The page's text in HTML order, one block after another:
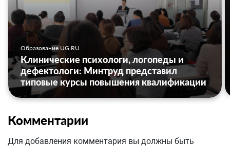
Образование UG.RU
Клинические психологи, логопеды и
дефектологи: Минтруд представил
типовые курсы повышения квалификации
Комментарии
Для добавления комментария вы должны быть